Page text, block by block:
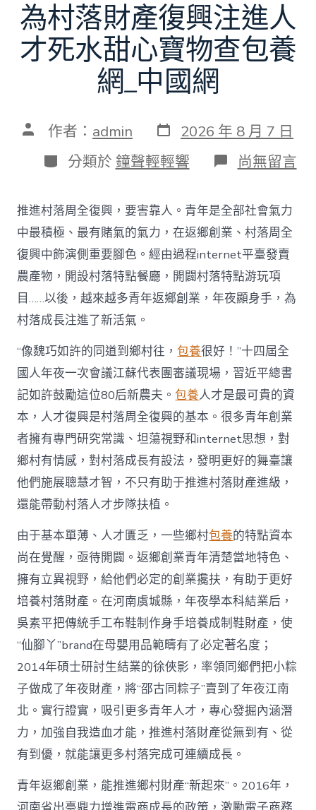
為村落財產復興注進人
才死水甜心寶物查包養
網_中國網
文 作者： admin 發
表
日
期
2026 年 8 月 7 日
分
類
分類於 鐘聲輕輕響 在
〈為
落
財
產
復
興
注
進
人
水
甜
心
寶
物
查
包
養
網
_
中
中
尚無留言
推進村落周全復興，要害靠人。青年是全部社會氣力
中最積極、最有賭氣的氣力，在返鄉創業、村落周全
復興中飾演側重要腳色。經由過程internet平臺發賣
農產物，開設村落特點餐廳，開闢村落特點游玩項
目……以後，越來越多青年返鄉創業，年夜顯身手，為
村落成長注進了新活氣。
“像魏巧如許的同道到鄉村往，包養很好！”十四屆全
國人年夜一次會議江蘇代表團審議現場，習近平總書
記如許鼓勵這位80后新農夫。包養人才是最可貴的資
本，人才復興是村落周全復興的基本。很多青年創業
者擁有專門研究常識、坦蕩視野和internet思想，對
鄉村有情感，對村落成長有設法，發明更好的舞臺讓
他們施展聰慧才智，不只有助于推進村落財產進級，
還能帶動村落人才步隊扶植。
由于基本單薄、人才匱乏，一些鄉村包養的特點資本
尚在覺醒，亟待開闢。返鄉創業青年清楚當地特色、
擁有立異視野，給他們必定的創業攙扶，有助于更好
培養村落財產。在河南虞城縣，年夜學本科結業后，
吳素平把傳統手工布鞋制作身手培養成制鞋財產，使
“仙腳丫”brand在母嬰用品範疇有了必定著名度；
2014年碩士研討生結業的徐俠影，率領同鄉們把小粽
子做成了年夜財產，將“邵古同粽子”賣到了年夜江南
北。實行證實，吸引更多青年人才，專心發掘內涵潛
力，加強自我造血才能，推進村落財產從無到有、從
有到優，就能讓更多村落完成可連續成長。
青年返鄉創業，能推進鄉村財產“新起來”。2016年，